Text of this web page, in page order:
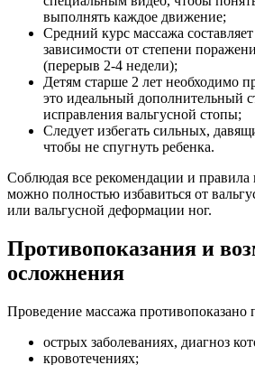
выполнять каждое движение;
Средний курс массажа
зависимости от степени
(перерыв 2-4 недели);
Детям старше 2 лет необходимо
это идеальный дополнительный
исправления вальгусной стопы;
Следует избегать сильных,
чтобы не спугнуть ребенка.
Соблюдая все рекомендации и правила
можно полностью избавиться от
или вальгусной деформации ног.
Противопоказания и
осложнения
Проведение массажа противопоказано
острых заболеваниях, диагноз
кровотечениях;